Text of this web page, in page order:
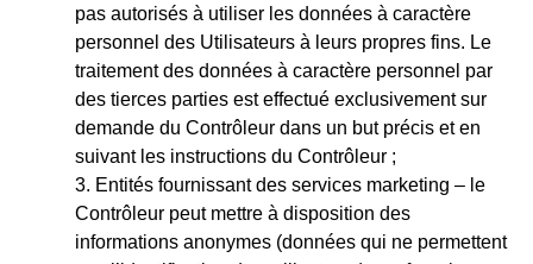
pas autorisés à utiliser les données à caractère
personnel des Utilisateurs à leurs propres fins. Le
traitement des données à caractère personnel par
des tierces parties est effectué exclusivement sur
demande du Contrôleur dans un but précis et en
suivant les instructions du Contrôleur ;
Entités fournissant des services marketing – le
Contrôleur peut mettre à disposition des
informations anonymes (données qui ne permettent